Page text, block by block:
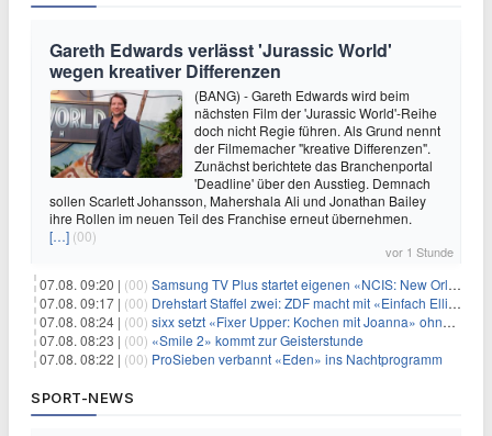
Gareth Edwards verlässt 'Jurassic World'
wegen kreativer Differenzen
(BANG) - Gareth Edwards wird beim
nächsten Film der 'Jurassic World'-Reihe
doch nicht Regie führen. Als Grund nennt
der Filmemacher "kreative Differenzen".
Zunächst berichtete das Branchenportal
'Deadline' über den Ausstieg. Demnach
sollen Scarlett Johansson, Mahershala Ali und Jonathan Bailey
ihre Rollen im neuen Teil des Franchise erneut übernehmen.
[…] (00)
vor 1 Stunde
07.08. 09:20 | (00) Samsung TV Plus startet eigenen «NCIS: New Orleans»-Sender
07.08. 09:17 | (00) Drehstart Staffel zwei: ZDF macht mit «Einfach Elli» weiter
07.08. 08:24 | (00) sixx setzt «Fixer Upper: Kochen mit Joanna» ohne Pause fort
07.08. 08:23 | (00) «Smile 2» kommt zur Geisterstunde
07.08. 08:22 | (00) ProSieben verbannt «Eden» ins Nachtprogramm
SPORT-NEWS